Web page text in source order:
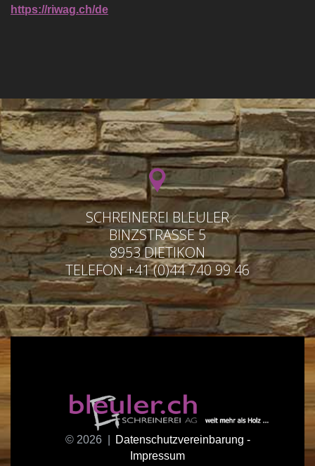
https://riwag.ch/de
SCHREINEREI BLEULER
BINZSTRASSE 5
8953 DIETIKON
TELEFON +41 (0)44 740 99 46
© 2026
Datenschutzvereinbarung -
Impressum